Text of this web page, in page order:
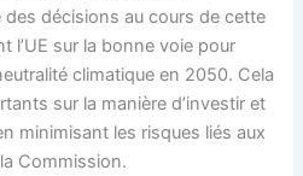
décisions au cours de cette
l’UE sur la bonne voie pour
climatique en 2050. Cela
sur la manière d’investir et
minimisant les risques liés aux
Commission.